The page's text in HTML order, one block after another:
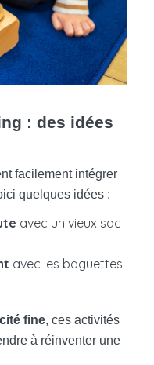
: des idées
facilement intégrer
quelques idées :
avec un vieux sac
avec les baguettes
fine, ces activités
à réinventer une